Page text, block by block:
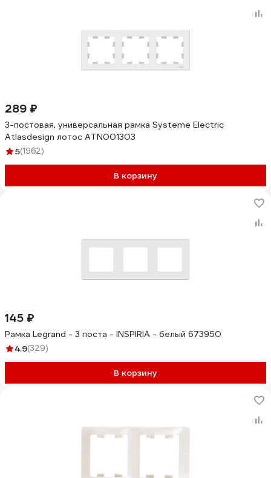
289 ₽
3-постовая, универсальная рамка Systeme Electric
Atlasdesign лотос ATN001303
5(1962)
В корзину
145 ₽
Рамка Legrand - 3 поста - INSPIRIA - белый 673950
4.9(329)
В корзину